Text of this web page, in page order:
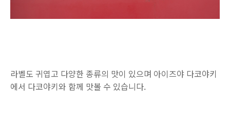
라벨도 귀엽고 다양한 종류의 맛이 있으며 아이즈야 다코야키
에서 다코야키와 함께 맛볼 수 있습니다.